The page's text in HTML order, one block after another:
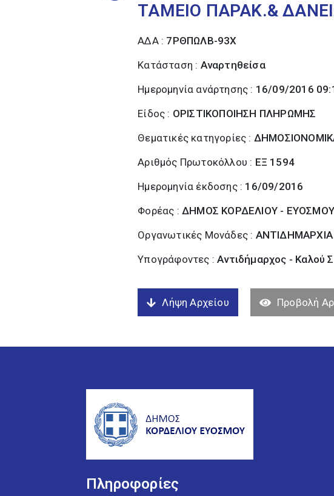
ΤΑΜΕΙΟ ΠΑΡΑΚ.&
ΑΔΑ : 7ΡΘΠΩΛΒ-93Χ
Κατάσταση : Αναρτηθείσα
Ημερομηνία ανάρτησης : 16/09/2016
Είδος : ΟΡΙΣΤΙΚΟΠΟΙΗΣΗ ΠΛΗΡΩΜΗΣ
Θεματικές κατηγορίες :
Αριθμός Πρωτοκόλλου : ΕΞ 1594
Ημερομηνία έκδοσης : 16/09/2016
Φορέας :ΔΗΜΟΣ ΚΟΡΔΕΛΙΟΥ - ΕΥΟΣΜΟΥ
Οργανωτικές Μονάδες :
Υπογράφοντες :Αντιδήμαρχος - Καλού
Λήψη Αρχείου Προβολή
Πληροφορίες